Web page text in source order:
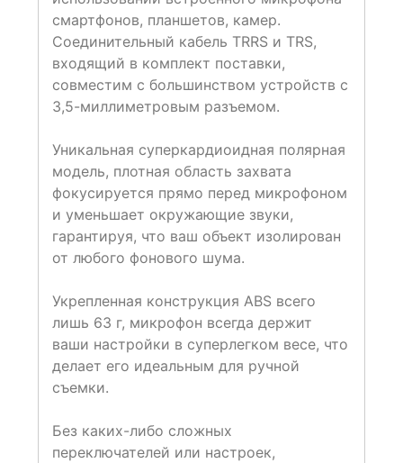
смартфонов, планшетов, камер.
Соединительный кабель TRRS и TRS,
входящий в комплект поставки,
совместим с большинством устройств с
3,5-миллиметровым разъемом.
Уникальная суперкардиоидная полярная
модель, плотная область захвата
фокусируется прямо перед микрофоном
и уменьшает окружающие звуки,
гарантируя, что ваш объект изолирован
от любого фонового шума.
Укрепленная конструкция ABS всего
лишь 63 г, микрофон всегда держит
ваши настройки в суперлегком весе, что
делает его идеальным для ручной
съемки.
Без каких-либо сложных
переключателей или настроек,